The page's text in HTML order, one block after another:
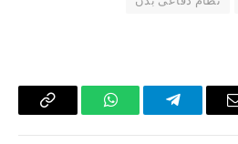
Email
Telegram
WhatsApp
Copy